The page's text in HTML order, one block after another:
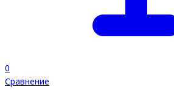
0
Сравнение